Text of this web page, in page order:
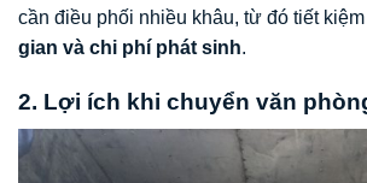
cần điều phối nhiều khâu, từ đó tiết kiệm
gian và chi phí phát sinh.
2. Lợi ích khi chuyển văn